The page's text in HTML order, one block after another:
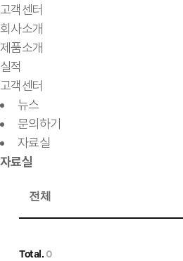
고객센터
회사소개
제품소개
실적
고객센터
뉴스
문의하기
자료실
자료실
Total. 0